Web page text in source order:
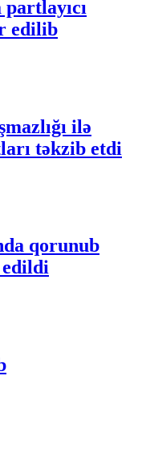
edilib
ilə
təkzib etdi
qorunub
edildi